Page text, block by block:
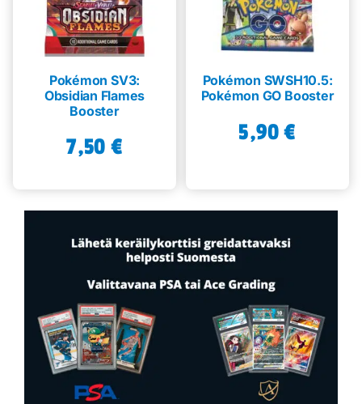
Pokémon SV3:
Obsidian Flames
Booster
7,50 €
Pokémon SWSH10.5:
Pokémon GO Booster
5,90€